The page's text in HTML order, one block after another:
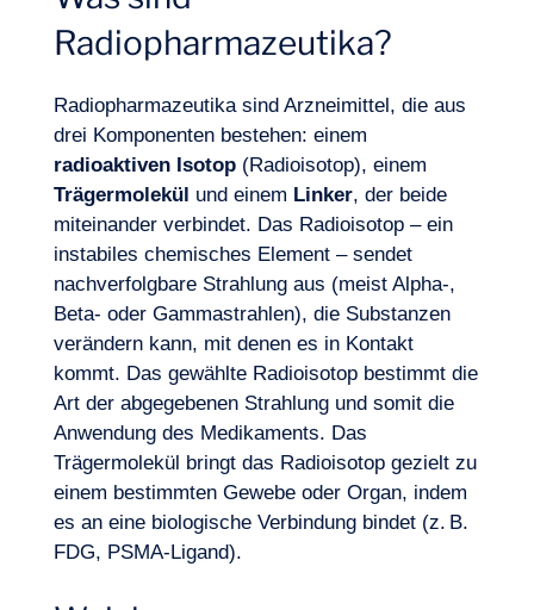
Expertisen
Radiopharmazeutika?
Radiopharmazeutika sind Arzneimittel, die aus
drei Komponenten bestehen: einem
radioaktiven Isotop(Radioisotop), einem
Trägermolekül und einem Linker, der beide
miteinander verbindet. Das Radioisotop – ein
instabiles chemisches Element – sendet
nachverfolgbare Strahlung aus (meist Alpha-,
Beta- oder Gammastrahlen), die Substanzen
verändern kann, mit denen es in Kontakt
kommt. Das gewählte Radioisotop bestimmt die
Art der abgegebenen Strahlung und somit die
Anwendung des Medikaments. Das
Trägermolekül bringt das Radioisotop gezielt zu
einem bestimmten Gewebe oder Organ, indem
es an eine biologische Verbindung bindet (z. B.
FDG, PSMA-Ligand).